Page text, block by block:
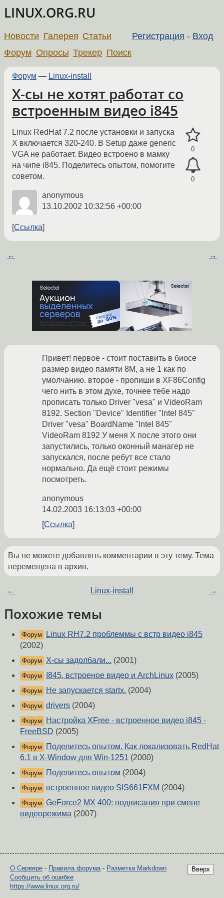
LINUX.ORG.RU
Регистрация - Вход
Новости Галерея Статьи
Форум Опросы Трекер Поиск
Форум — Linux-install
X-сы не хотят работат со
встроенным видео i845
0
0
Linux RedHat 7.2 после установки и запуска
Х включается 320-240. В Setup даже generic
VGA не работает. Видео встроено в мамку
на чипе i845. Поделитесь опытом, помогите
советом.
anonymous
13.10.2002 10:32:56 +00:00
Ссылка
← →
Привет! первое - стоит поставить в биосе
размер видео памяти 8М, а не 1 как по
умолчанию. второе - пропиши в XF86Config
чего нить в этом духе, точнее тебе надо
прописать только Driver "vesa" и VideoRam
8192. Section "Device" Identifier "Intel 845"
Driver "vesa" BoardName "Intel 845"
VideoRam 8192 У меня X после этого они
запустились, только оконный манагер не
запускался, после ребут все стало
нормально. Да ещё стоит режимы
посмотреть.
anonymous
14.02.2003 16:13:03 +00:00
Ссылка
Вы не можете добавлять комментарии в эту тему. Тема
перемещена в архив.
← Linux-install →
Похожие темы
Форум
Linux RH7.2 проблеммы с встр видео i845
(2002)
Форум X-сы задолбали... (2001)
Форум I845, встроеное видео и ArchLinux (2005)
Форум Не запускается startx. (2004)
Форум drivers (2004)
Форум
Настройка XFree - встроенное видео i845 -
FreeBSD (2005)
Форум
Поделитесь опытом. Как локализовать RedHat
6.1 в X-Window для Win-1251 (2000)
Форум Поделитесь опытом (2004)
Форум встроенное видео SIS661FXM (2004)
Форум GeForce2 MX 400: подвисания при смене
видеорежима (2007)
Вверх
О Сервере - Правила форума- Разметка Markdown
Сообщить об ошибке
https://www.linux.org.ru/